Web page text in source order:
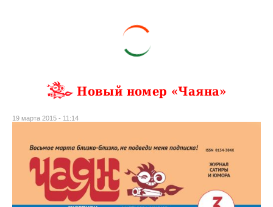
Новый номер «Чаяна»
19 марта 2015 - 11:14